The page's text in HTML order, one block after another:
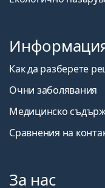
Как да разберете
Очни заболявания
Медицинско
Сравнения на
За нас